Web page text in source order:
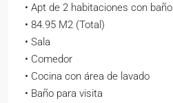
• Apt de 2 habitaciones con baño
• 84.95 M2 (Total)
• Sala
• Comedor
• Cocina con área de lavado
• Baño para visita